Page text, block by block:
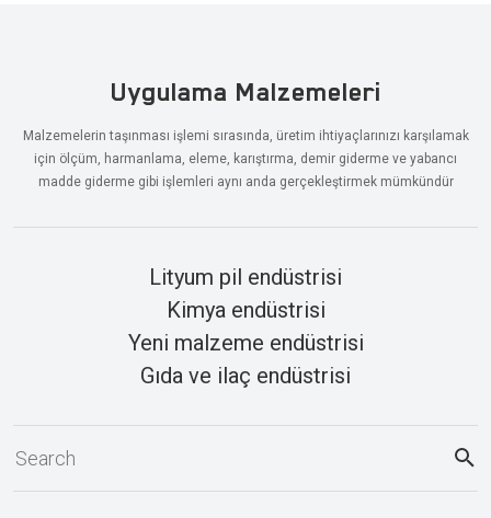
Uygulama Malzemeleri
Malzemelerin taşınması işlemi sırasında, üretim ihtiyaçlarınızı karşılamak
için ölçüm, harmanlama, eleme, karıştırma, demir giderme ve yabancı
madde giderme gibi işlemleri aynı anda gerçekleştirmek mümkündür
Lityum pil endüstrisi
Kimya endüstrisi
Yeni malzeme endüstrisi
Gıda ve ilaç endüstrisi